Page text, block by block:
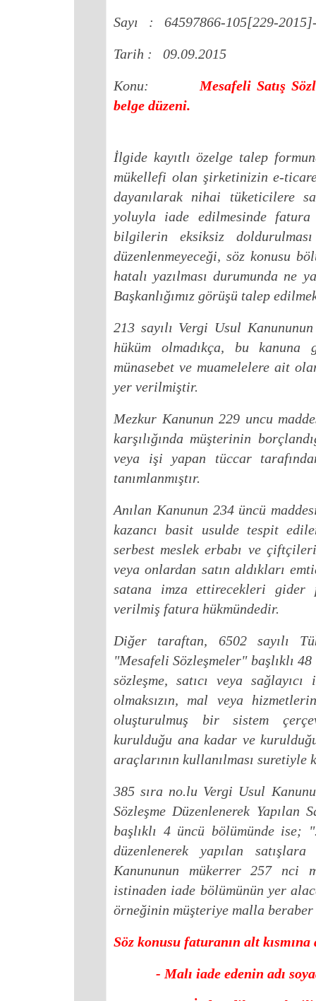
Sayı : 64597866-105[229-
Tarih : 09.09.2015
Konu: Mesafeli Satış
belge düzeni.
İlgide kayıtlı özelge talep
mükellefi olan şirketinizin e-
dayanılarak nihai tüketicilere
yoluyla iade edilmesinde
bilgilerin eksiksiz
düzenlenmeyeceği, söz konusu
hatalı yazılması durumunda ne
Başkanlığımız görüşü talep
213 sayılı Vergi Usul
hüküm olmadıkça, bu
münasebet ve muamelelere ait
yer verilmiştir.
Mezkur Kanunun 229 uncu
karşılığında müşterinin
veya işi yapan tüccar
tanımlanmıştır.
Anılan Kanunun 234 üncü
kazancı basit usulde tespit
serbest meslek erbabı ve
veya onlardan satın aldıkları
satana imza ettirecekleri gider
verilmiş fatura hükmündedir.
Diğer taraftan, 6502 sayılı
"Mesafeli Sözleşmeler" başlıklı
sözleşme, satıcı veya
olmaksızın, mal veya
oluşturulmuş bir sistem
kurulduğu ana kadar ve
araçlarının kullanılması suretiyle
385 sıra no.lu Vergi Usul
Sözleşme Düzenlenerek Yapılan
başlıklı 4 üncü bölümünde ise;
düzenlenerek yapılan
Kanununun mükerrer 257 nci
istinaden iade bölümünün yer
örneğinin müşteriye malla
Söz konusu faturanın alt
- Malı iade edenin adı